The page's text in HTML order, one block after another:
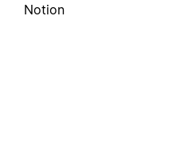
Notion